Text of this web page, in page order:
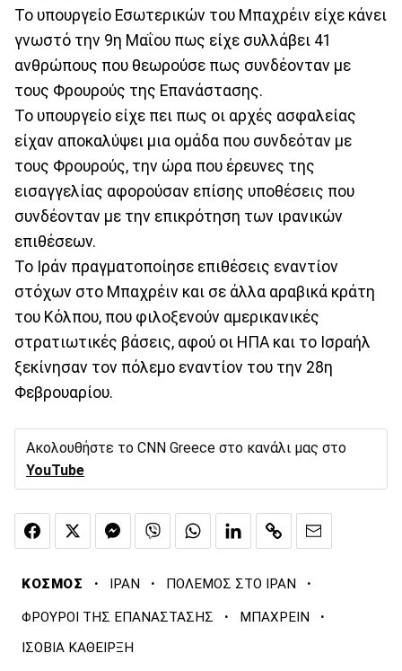
Το υπουργείο Εσωτερικών του Μπαχρέιν είχε κάνει
γνωστό την 9η Μαΐου πως είχε συλλάβει 41
ανθρώπους που θεωρούσε πως συνδέονταν με
τους Φρουρούς της Επανάστασης.
Το υπουργείο είχε πει πως οι αρχές ασφαλείας
είχαν αποκαλύψει μια ομάδα που συνδεόταν με
τους Φρουρούς, την ώρα που έρευνες της
εισαγγελίας αφορούσαν επίσης υποθέσεις που
συνδέονταν με την επικρότηση των ιρανικών
επιθέσεων.
Το Ιράν πραγματοποίησε επιθέσεις εναντίον
στόχων στο Μπαχρέιν και σε άλλα αραβικά κράτη
του Κόλπου, που φιλοξενούν αμερικανικές
στρατιωτικές βάσεις, αφού οι ΗΠΑ και το Ισραήλ
ξεκίνησαν τον πόλεμο εναντίον του την 28η
Φεβρουαρίου.
Ακολουθήστε το CNN Greece στο κανάλι μας στο
YouTube
ΚΟΣΜΟΣ · ΙΡΑΝ · ΠΟΛΕΜΟΣ ΣΤΟ ΙΡΑΝ ·
ΦΡΟΥΡΟΙ ΤΗΣ ΕΠΑΝΑΣΤΑΣΗΣ · ΜΠΑΧΡΕΙΝ ·
ΙΣΟΒΙΑ ΚΑΘΕΙΡΞΗ